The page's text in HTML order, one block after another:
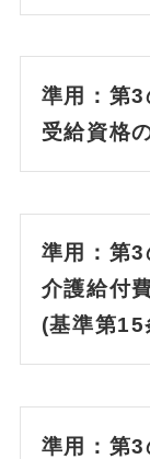
準用： 第3
受給資格
準用：第
介護給付
(基準第15
準用：第